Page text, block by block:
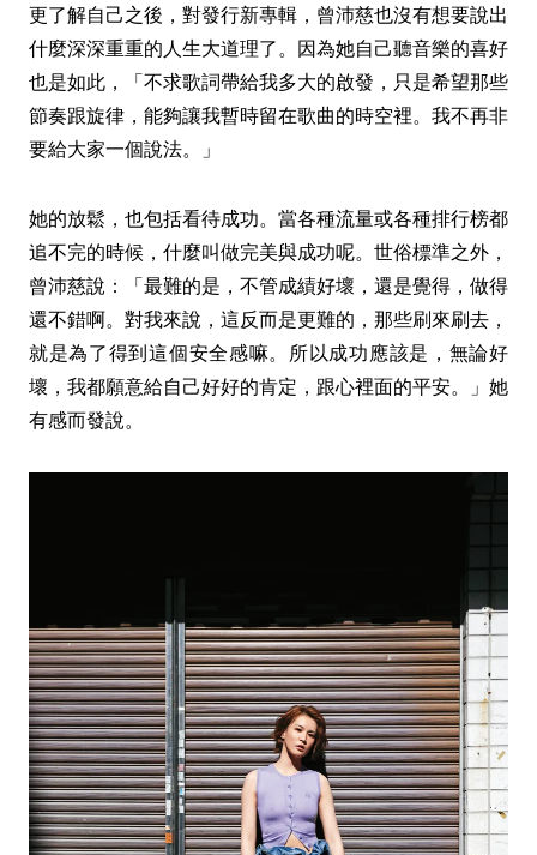
更了解自己之後，對發行新專輯，曾沛慈也沒有想要說出
什麼深深重重的人生大道理了。因為她自己聽音樂的喜好
也是如此，「不求歌詞帶給我多大的啟發，只是希望那些
節奏跟旋律，能夠讓我暫時留在歌曲的時空裡。我不再非
要給大家一個說法。」
她的放鬆，也包括看待成功。當各種流量或各種排行榜都
追不完的時候，什麼叫做完美與成功呢。世俗標準之外，
曾沛慈說：「最難的是，不管成績好壞，還是覺得，做得
還不錯啊。對我來說，這反而是更難的，那些刷來刷去，
就是為了得到這個安全感嘛。所以成功應該是，無論好
壞，我都願意給自己好好的肯定，跟心裡面的平安。」她
有感而發說。